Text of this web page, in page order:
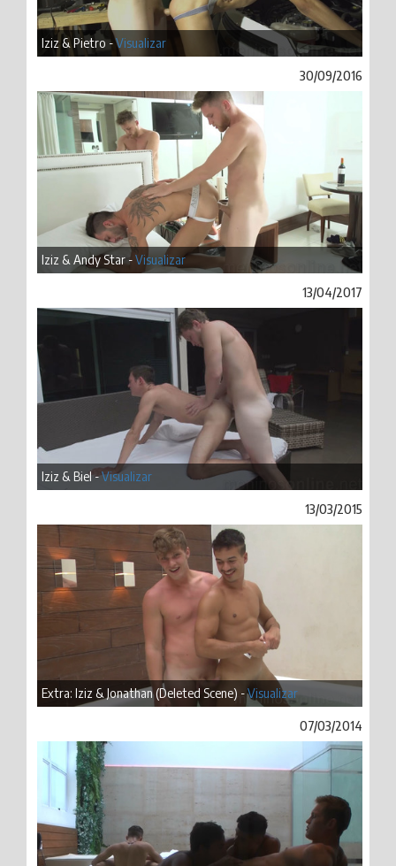
Iziz & Pietro -Visualizar
30/09/2016
Iziz & Andy Star -Visualizar
13/04/2017
Iziz & Biel -Visualizar
13/03/2015
Extra: Iziz & Jonathan (Deleted Scene) -Visualizar
07/03/2014